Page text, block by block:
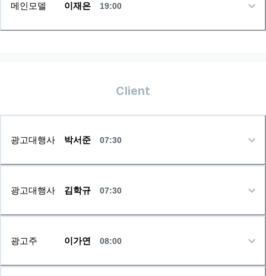
메인모델 이재은 19:00
Client
광고대행사 박서준 07:30
광고대행사 김학규 07:30
광고주 이가연 08:00